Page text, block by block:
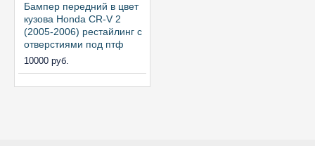
Бампер передний в цвет
кузова Honda CR-V 2
(2005-2006) рестайлинг с
отверстиями под птф
10000 руб.